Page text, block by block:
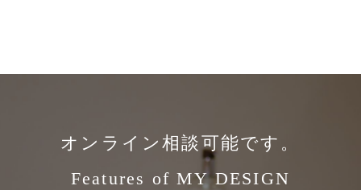
オンライン相談可能です。
Features of MY DESIGN